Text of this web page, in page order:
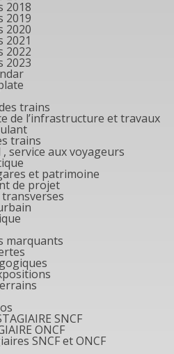
2018
2019
2020
2021
2022
2023
trains
de l’infrastructure et travaux
trains
service aux voyageurs
et patrimoine
de projet
marquants
SNCF
ONCF
SNCF et ONCF